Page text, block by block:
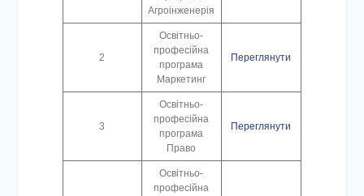
Агроінженерія
2
Освітньо-
професійна
програма
Маркетинг
Переглянути
3
Освітньо-
професійна
програма
Право
Переглянути
Освітньо-
професійна